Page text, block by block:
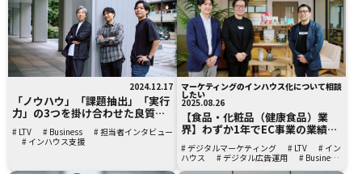
2024.12.17
「ノウハウ」「課題抽出」「実行
力」の3つを掛け合わせた良質な
支援を提供。マーケティング市場
の需給不均衡を整える「opt
spring」による、新しい支援のカ
# LTV # Business
# 担当者インタビュー
# インハウス支援
マーケティングのインハウス化について相談
したい
2025.08.26
【食品・化粧品（健康食品）業
界】わずか1年でEC事業の業績が
ス化を見据えた組織改革と利益創
出
# デジタルマーケティング # LTV
# イン
ハウス
# デジタル広告運用 # Business